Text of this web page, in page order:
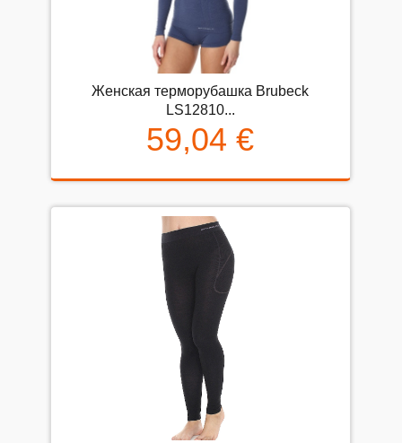
Женская терморубашка Brubeck
LS12810...
59,04 €